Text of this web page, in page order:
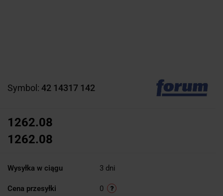
Symbol: 42 14317 142
1262.08
1262.08
Wysyłka w ciągu 3 dni
Cena przesyłki 0